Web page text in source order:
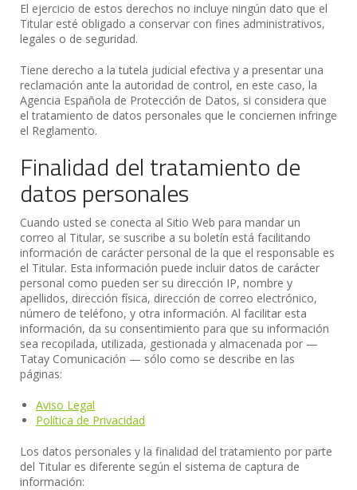
El ejercicio de estos derechos no incluye ningún dato que el
Titular esté obligado a conservar con fines administrativos,
legales o de seguridad.
Tiene derecho a la tutela judicial efectiva y a presentar una
reclamación ante la autoridad de control, en este caso, la
Agencia Española de Protección de Datos, si considera que
el tratamiento de datos personales que le conciernen infringe
el Reglamento.
Finalidad del tratamiento de
datos personales
Cuando usted se conecta al Sitio Web para mandar un
correo al Titular, se suscribe a su boletín está facilitando
información de carácter personal de la que el responsable es
el Titular. Esta información puede incluir datos de carácter
personal como pueden ser su dirección IP, nombre y
apellidos, dirección física, dirección de correo electrónico,
número de teléfono, y otra información. Al facilitar esta
información, da su consentimiento para que su información
sea recopilada, utilizada, gestionada y almacenada por —
Tatay Comunicación — sólo como se describe en las
páginas:
Aviso Legal
Política de Privacidad
Los datos personales y la finalidad del tratamiento por parte
del Titular es diferente según el sistema de captura de
información: